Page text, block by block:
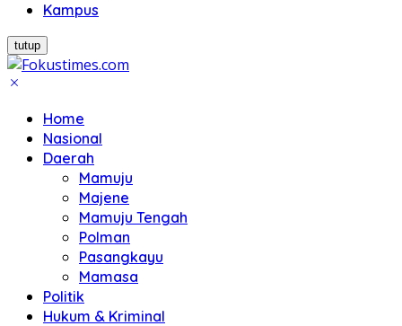
Kampus
tutup
Home
Nasional
Daerah
Mamuju
Majene
Mamuju Tengah
Polman
Pasangkayu
Mamasa
Politik
Hukum & Kriminal